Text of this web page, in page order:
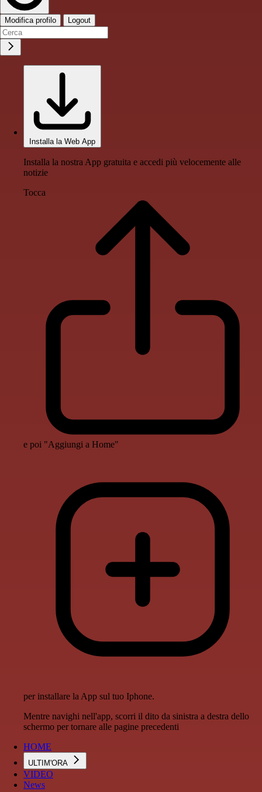
Modifica profilo Logout
Installa la Web App
Installa la nostra App gratuita e accedi più velocemente alle
notizie
Tocca
e poi "Aggiungi a Home"
per installare la App sul tuo Iphone.
Mentre navighi nell'app, scorri il dito da sinistra a destra dello
schermo per tornare alle pagine precedenti
HOME
ULTIM'ORA
VIDEO
News